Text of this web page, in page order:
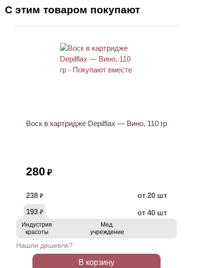
С этим товаром покупают
Воск в картридже Depilflax — Вино, 110 гр
280 ₽
238 ₽
от 20 шт
193 ₽ от 40 шт
Индустрия
красоты
Мед.
учреждение
Нашли дешевле?
В корзину